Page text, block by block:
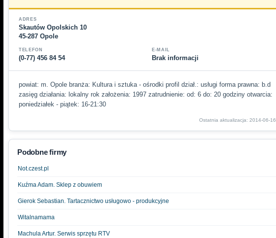
ADRES
Skautów Opolskich 10
45-287 Opole
TELEFON
(0-77) 456 84 54
E-MAIL
Brak informacji
powiat: m. Opole branża: Kultura i sztuka - ośrodki profil dział.: usługi forma prawna: b.d
zasięg działania: lokalny rok założenia: 1997 zatrudnienie: od: 6 do: 20 godziny otwarcia:
poniedziałek - piątek: 16-21:30
Ostatnia aktualizacja: 2014-06-16
Podobne firmy
Not.czest.pl
Kuźma Adam. Sklep z obuwiem
Gierok Sebastian. Tartacznictwo usługowo - produkcyjne
Witalnamama
Machula Artur. Serwis sprzętu RTV